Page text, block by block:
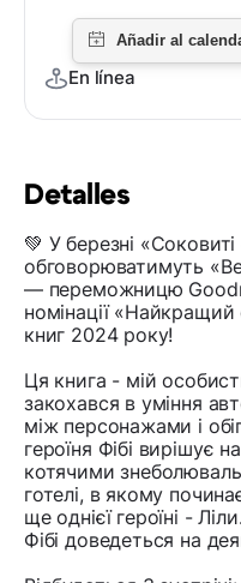
Detalles
💚 У березні
обговорюватимуть
— переможницю
номінації
книг 2024 року!
Ця книга - мій
закохався в уміння
між персонажами і
героїня Фібі вирішує
котячими
готелі, в якому
ще однієї героїні -
Фібі доведеться на
En línea